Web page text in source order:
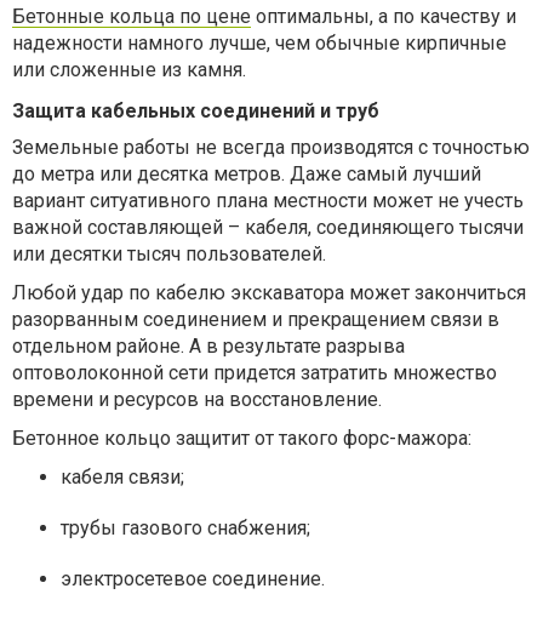
Бетонные кольца по цене оптимальны, а по качеству и
надежности намного лучше, чем обычные кирпичные
или сложенные из камня.
Защита кабельных соединений и труб
Земельные работы не всегда производятся с точностью
до метра или десятка метров. Даже самый лучший
вариант ситуативного плана местности может не учесть
важной составляющей – кабеля, соединяющего тысячи
или десятки тысяч пользователей.
Любой удар по кабелю экскаватора может закончиться
разорванным соединением и прекращением связи в
отдельном районе. А в результате разрыва
оптоволоконной сети придется затратить множество
времени и ресурсов на восстановление.
Бетонное кольцо защитит от такого форс-мажора:
кабеля связи;
трубы газового снабжения;
электросетевое соединение.